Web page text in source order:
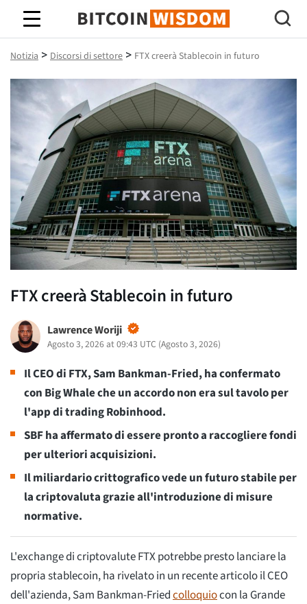
Saggezza Bitcoin
Notizia > Discorsi di settore > FTX creerà Stablecoin in futuro
FTX creerà Stablecoin in futuro
Lawrence Woriji
Agosto 3, 2026 at 09:43 UTC (Agosto 3, 2026)
Il CEO di FTX, Sam Bankman-Fried, ha confermato
con Big Whale che un accordo non era sul tavolo per
l'app di trading Robinhood.
SBF ha affermato di essere pronto a raccogliere fondi
per ulteriori acquisizioni.
Il miliardario crittografico vede un futuro stabile per
la criptovaluta grazie all'introduzione di misure
normative.
L'exchange di criptovalute FTX potrebbe presto lanciare la
propria stablecoin, ha rivelato in un recente articolo il CEO
dell'azienda, Sam Bankman-Friedcolloquiocon la Grande